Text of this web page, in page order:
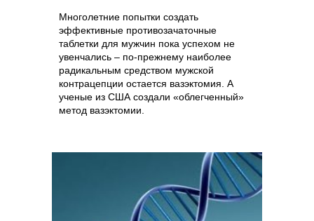
Многолетние попытки создать
эффективные противозачаточные
таблетки для мужчин пока успехом не
увенчались – по-прежнему наиболее
радикальным средством мужской
контрацепции остается вазэктомия. А
ученые из США создали «облегченный»
метод вазэктомии.